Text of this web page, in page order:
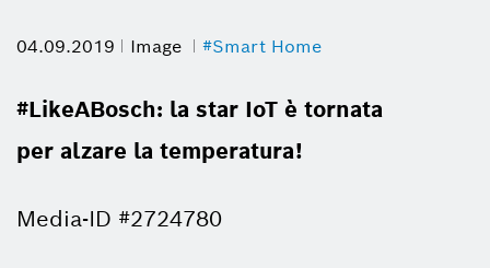
04.09.2019 Image #Smart Home
#LikeABosch: la star IoT è tornata
per alzare la temperatura!
Media-ID #2724780